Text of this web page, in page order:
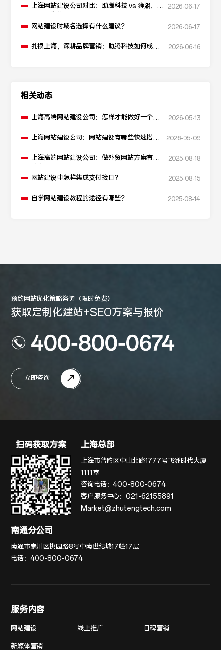
上海网站建设公司对比：助腾科技 vs 雍熙，如
2026-06-17
网站建设时域名选择有什么建议？ 2026-06-17
扎根上海，深耕品牌营销：助腾科技如何成为
2026-06-16
相关动态
上海高端网站建设公司：怎样才能做好一个网
2026-05-13
上海网站建设公司：网站建设有哪些快速搭建
2026-05-09
上海高端网站建设公司：做外贸网站方案有哪
2025-08-18
网站建设中怎样集成支付接口？ 2025-08-15
自学网站建设教程的途径有哪些？ 2025-08-14
预约网站优化策略咨询（限时免费）
获取定制化建站+SEO方案与报价
400-800-0674
立即咨询
扫码获取方案 上海总部
上海市普陀区中山北路1777号飞洲时代大厦
1111室
咨询电话：400-800-0674
客户服务中心：021-62155891
Market@zhutengtech.com
南通分公司
南通市崇川区桃园路8号中南世纪城17幢17层
电话：400-800-0674
服务内容
网站建设 线上推广 口碑营销
新媒体营销